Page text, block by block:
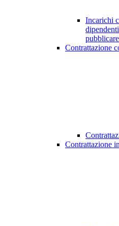
Incarichi
Contrattazione
Contrattazione